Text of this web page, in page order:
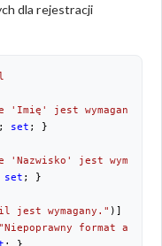
dla rejestracji
'Imię' jest wymagane."
; set ; }
'Nazwisko' jest
set ; }
jest wymagany." )]
"Niepoprawny format